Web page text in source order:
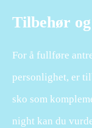
Tilbehør
For å fullføre
personlighet, er
sko som
night kan du